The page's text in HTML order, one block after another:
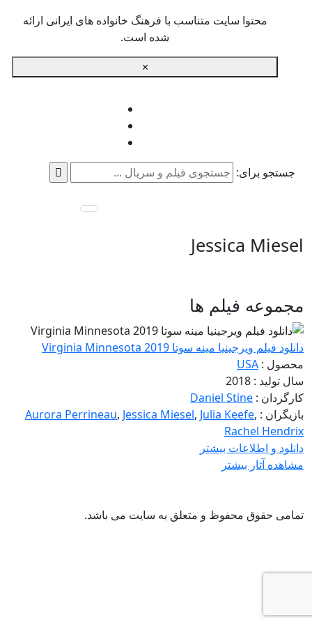
محتوا سایت متناسب با فرهنگ خانواده های ایرانی ارائه
شده است.
×
جستجو برای:
Jessica Miesel
مجموعه فیلم ها
دانلود فیلم ویرجینیا مینه سوتا Virginia Minnesota 2019
محصول : USA
سال تولید : 2018
کارگردان : Daniel Stine
بازیگران :
Aurora Perrineau, Jessica Miesel, Julia Keefe,
Rachel Hendrix
دانلود و اطلاعات بیشتر
مشاهده آثار بیشتر
تمامی حقوق محفوظ و متعلق به سایت می باشد.